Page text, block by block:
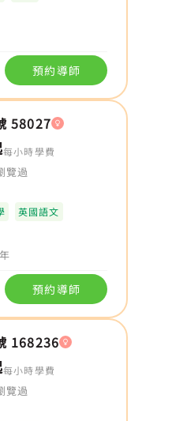
預約導師
58027
每小時學費
覽過
英國語文
預約導師
168236
每小時學費
覽過